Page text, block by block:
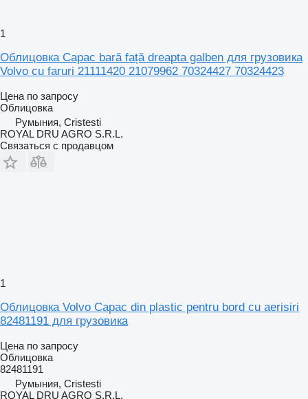
1
Облицовка Capac bară față dreapta galben для грузовика
Volvo cu faruri 21111420 21079962 70324427 70324423
Цена по запросу
Облицовка
Румыния, Cristesti
ROYAL DRU AGRO S.R.L.
Связаться с продавцом
1
Облицовка Volvo Capac din plastic pentru bord cu aerisiri
82481191 для грузовика
Цена по запросу
Облицовка
82481191
Румыния, Cristesti
ROYAL DRU AGRO S.R.L.